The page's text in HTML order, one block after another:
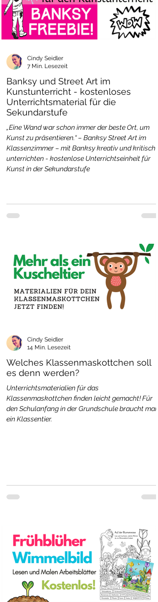
Banksy und Street Art im
Kunstunterricht - kostenloses
Unterrichtsmaterial für die
Sekundarstufe
„Eine Wand war schon immer der beste Ort, um
Kunst zu präsentieren.“ – Banksy Street Art im
Klassenzimmer – mit Banksy kreativ und kritisch
unterrichten - kostenlose Unterrichtseinheit für
Kunst in der Sekundarstufe
Cindy Seidler
7 Min. Lesezeit
Welches Klassenmaskottchen soll
es denn werden?
Unterrichtsmaterialien für das
Klassenmaskottchen finden leicht gemacht! Für
den Schulanfang in der Grundschule braucht man
ein Klassentier.
Cindy Seidler
14 Min. Lesezeit